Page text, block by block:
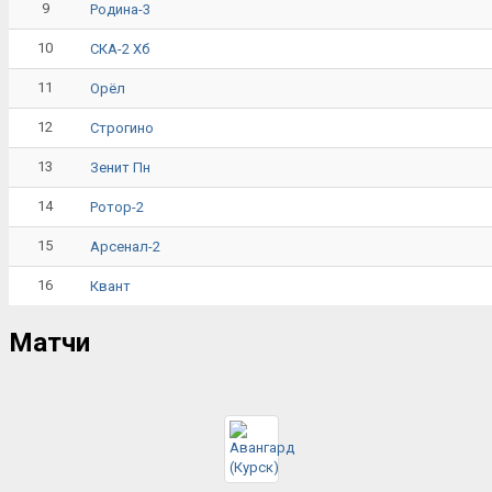
9 Родина-3
10 СКА-2 Хб
11 Орёл
12 Строгино
13 Зенит Пн
14 Ротор-2
15 Арсенал-2
16 Квант
Матчи